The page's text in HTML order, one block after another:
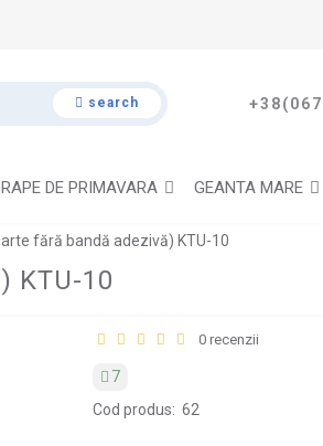
search
DE PRIMAVARA GEANTA MARE
fără bandă adezivă) KTU-10
KTU-10
0 recenzii
7
Cod produs: 62